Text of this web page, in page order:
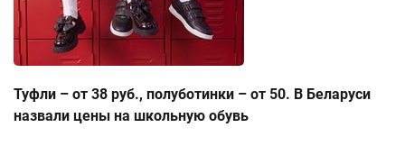
Туфли – от 38 руб., полуботинки – от 50. В Беларуси
назвали цены на школьную обувь